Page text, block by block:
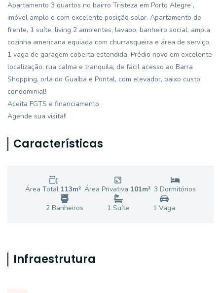
Apartamento 3 quartos no bairro Tristeza em Porto Alegre ,
imóvel amplo e com excelente posição solar. Apartamento de
frente, 1 suíte, living 2 ambientes, lavabo, banheiro social, ampla
cozinha americana equiada com churrasqueira e área de serviço,
1 vaga de garagem coberta estendida. Prédio novo em excelente
localização, rua calma e tranquila, de fácil acesso ao Barra
Shopping, orla do Guaíba e Pontal, com elevador, baixo custo
condominial!
Aceita FGTS e financiamento.
Agende sua visita!!
Características
Área Total 113m² Área Privativa 101m² 3 Dormitórios
2 Banheiros 1 Suíte 1 Vaga
Infraestrutura